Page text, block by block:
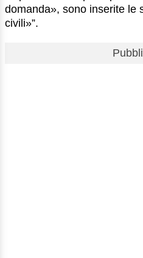
domanda», sono inserite le
civili»”.